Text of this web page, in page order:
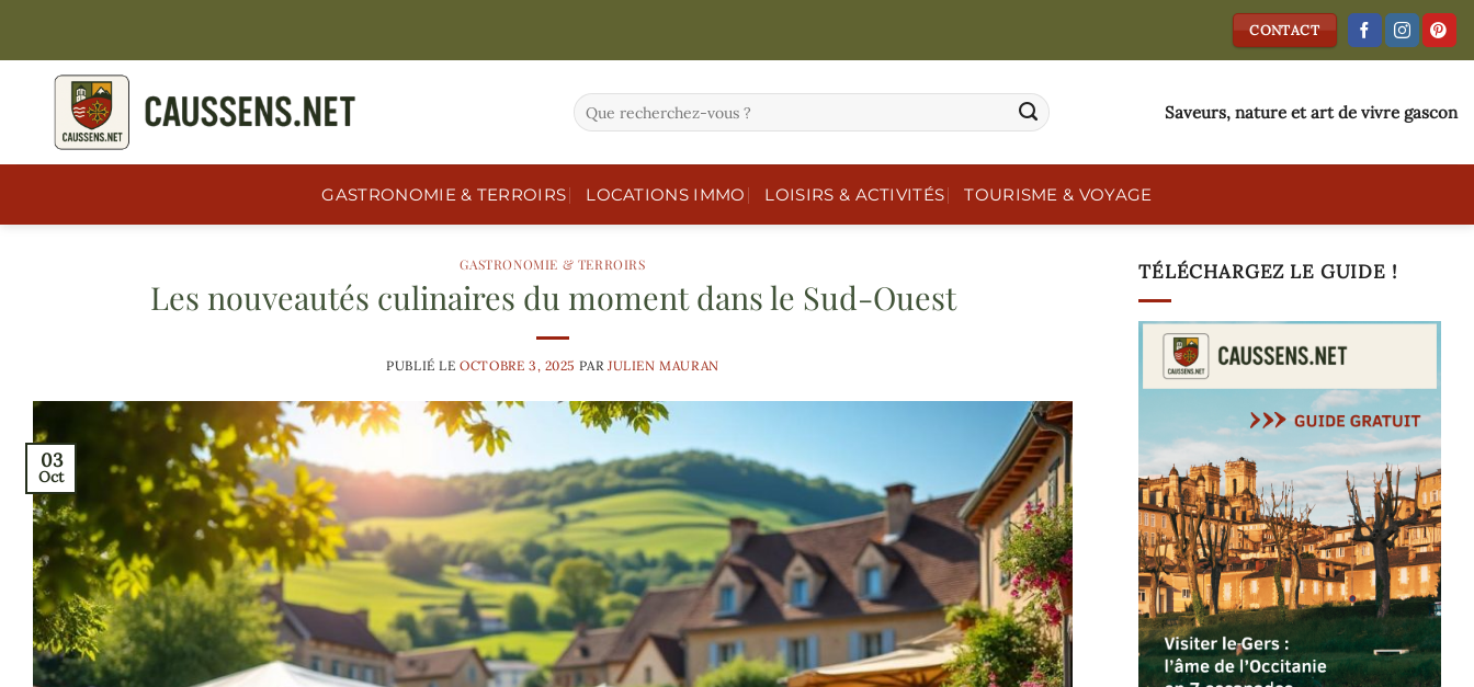
contenu
CONTACT
Saveurs, nature et art de vivre gascon
GASTRONOMIE & TERROIRS LOCATIONS IMMO LOISIRS & ACTIVITÉS TOURISME & VOYAGE
GASTRONOMIE & TERROIRS
Les nouveautés culinaires du moment dans le Sud-Ouest
PUBLIÉ LEOCTOBRE 3, 2025 PARJULIEN MAURAN
03
Oct
TÉLÉCHARGEZ LE GUIDE !